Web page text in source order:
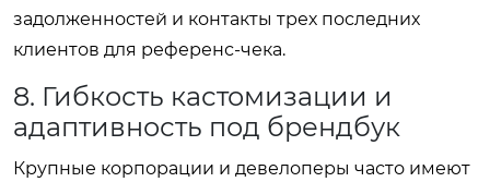
задолженностей и контакты трех последних
клиентов для референс-чека.
8. Гибкость кастомизации и
адаптивность под брендбук
Крупные корпорации и девелоперы часто имеют